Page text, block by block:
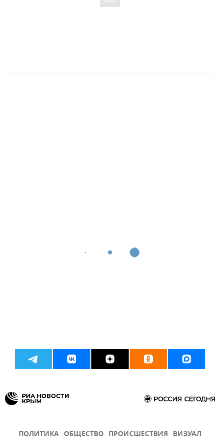
ПОЛИТИКА ОБЩЕСТВО ПРОИСШЕСТВИЯ ВИЗУАЛ